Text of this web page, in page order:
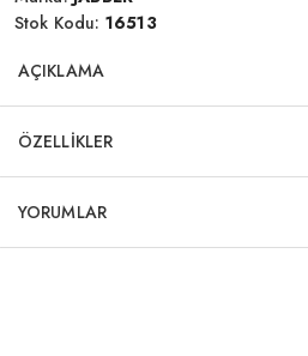
Stok Kodu: 16513
AÇIKLAMA
ÖZELLİKLER
YORUMLAR